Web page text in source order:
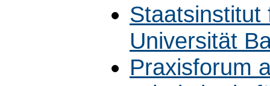
Staatsinstitut
Universität
Praxisforum